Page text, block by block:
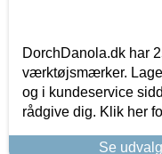
DorchDanola.dk har
værktøjsmærker.
og i kundeservice
rådgive dig. Klik her
Se